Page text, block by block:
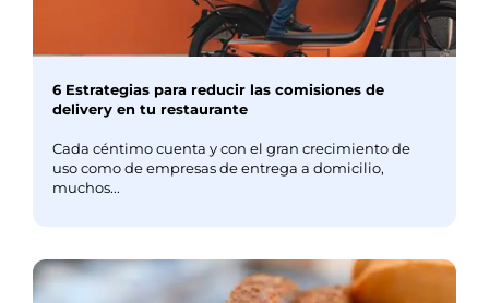
6 Estrategias para reducir las comisiones de
delivery en tu restaurante
Cada céntimo cuenta y con el gran crecimiento de
uso como de empresas de entrega a domicilio,
muchos...